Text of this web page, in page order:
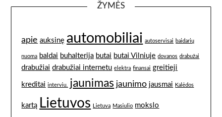
ŽYMĖS
apie auksinę automobiliai autoservisai baidarių
nuoma baldai buhalterija butai butai Vilniuje dovanos drabužai
drabužiai drabužiai internetu elektra finansai greitieji
kreditai interviu. jaunimas jaunimo jausmai Kalėdos
kartą Lietuvos Lietuvą Masiulio mokslo